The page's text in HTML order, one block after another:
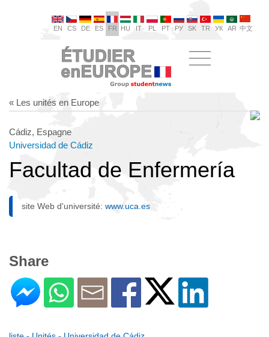
EN CS DE ES FR HU IT PL PT РУ SK TR УК AR 中文
« Les unités en Europe
Cádiz, Espagne
Universidad de Cádiz
Facultad de Enfermería
site Web d'université: www.uca.es
Share